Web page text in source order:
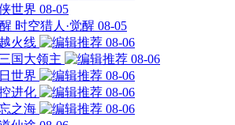
世界 08-05
时空猎人·觉醒 08-05
火线
08-06
三国大领主
08-06
世界
08-06
进化
08-06
之海
08-06